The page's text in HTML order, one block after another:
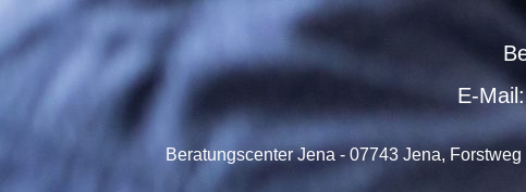
E-
Beratungscenter Jena - 07743 Jena,